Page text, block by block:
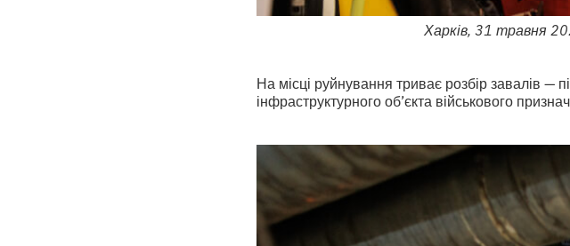
Харків, 31 травня
На місці руйнування триває розбір завалів
інфраструктурного об’єкта військового